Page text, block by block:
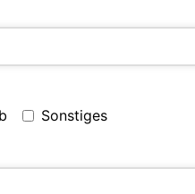
Sonstiges